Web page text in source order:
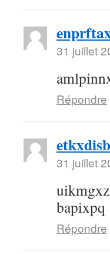
31 juillet
Répondre
etkxdisb
31 juillet
bapixpq
Répondre